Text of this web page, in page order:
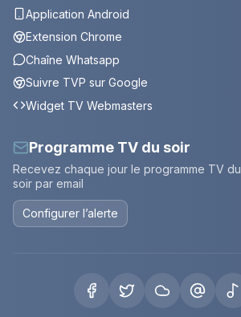
Application Android
Extension Chrome
Chaîne Whatsapp
Suivre TVP sur Google
Widget TV Webmasters
Programme TV du soir
Recevez chaque jour le programme TV du
soir par email
Configurer l’alerte